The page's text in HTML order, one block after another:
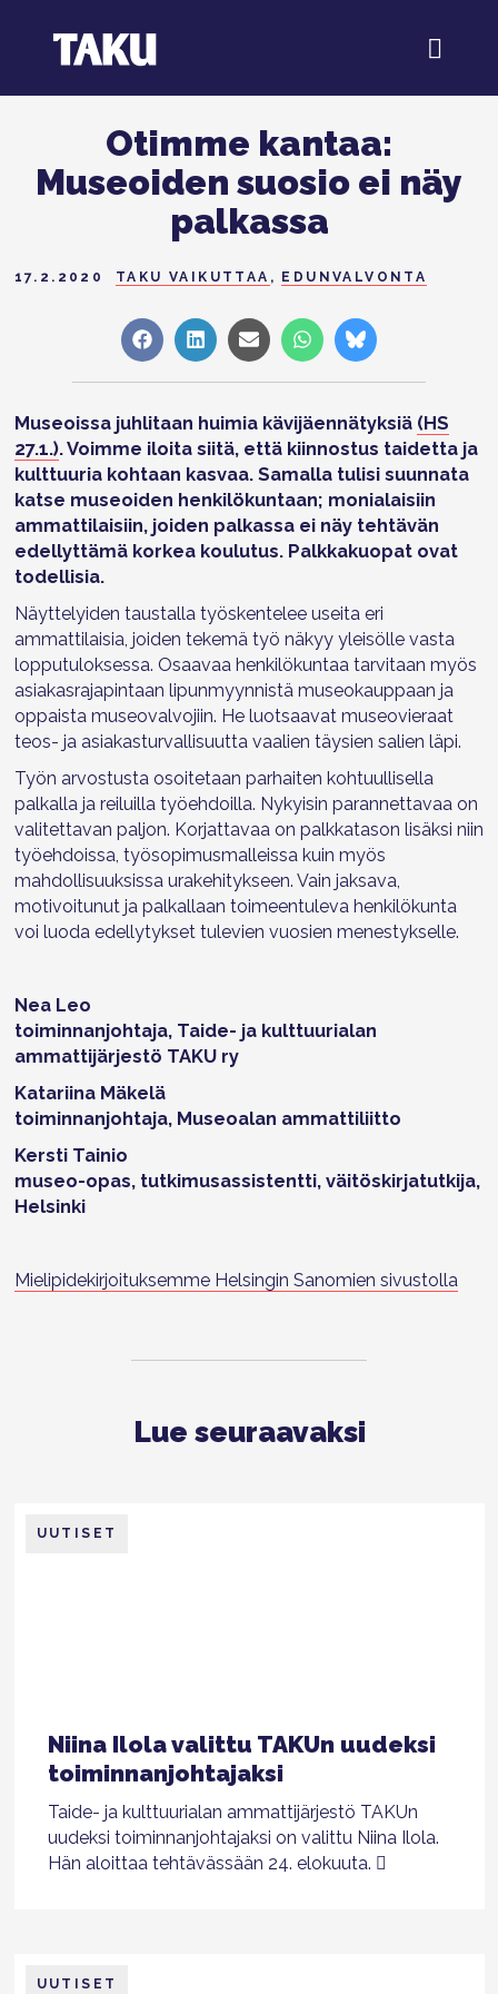
Otimme kantaa:
Museoiden suosio ei näy
palkassa
17.2.2020 TAKU VAIKUTTAA , EDUNVALVONTA
Share
on
Share
on
Share
on
Share
on
Share
on
Museoissajuhlitaan huimia kävijäennätyksiä (HS
27.1.). Voimme iloita siitä, että kiinnostus taidetta ja
kulttuuria kohtaan kasvaa. Samalla tulisi suunnata
katse museoiden henkilökuntaan; monialaisiin
ammattilaisiin, joiden palkassa ei näy tehtävän
edellyttämä korkea koulutus. Palkkakuopat ovat
todellisia.
Näyttelyiden taustalla työskentelee useita eri
ammattilaisia, joiden tekemä työ näkyy yleisölle vasta
lopputuloksessa. Osaavaa henkilökuntaa tarvitaan myös
asiakasrajapintaan lipunmyynnistä museokauppaan ja
oppaista museovalvojiin. He luotsaavat museovieraat
teos- ja asiakasturvallisuutta vaalien täysien salien läpi.
Työn arvostusta osoitetaan parhaiten kohtuullisella
palkalla ja reiluilla työehdoilla. Nykyisin parannettavaa on
valitettavan paljon. Korjattavaa on palkkatason lisäksi niin
työehdoissa, työsopimusmalleissa kuin myös
mahdollisuuksissa urakehitykseen. Vain jaksava,
motivoitunut ja palkallaan toimeentuleva henkilökunta
voi luoda edellytykset tulevien vuosien menestykselle.
Nea Leo
toiminnanjohtaja, Taide- ja kulttuurialan
ammattijärjestö TAKU ry
Katariina Mäkelä
toiminnanjohtaja, Museoalan ammattiliitto
Kersti Tainio
museo-opas, tutkimusassistentti, väitöskirjatutkija,
Helsinki
Mielipidekirjoituksemme Helsingin Sanomien sivustolla
Lue seuraavaksi
Niina Ilola valittu TAKUn uudeksi
toiminnanjohtajaksi
UUTISET
Taide- ja kulttuurialan ammattijärjestö TAKUn
uudeksi toiminnanjohtajaksi on valittu Niina Ilola.
Hän aloittaa tehtävässään 24. elokuuta.
UUTISET